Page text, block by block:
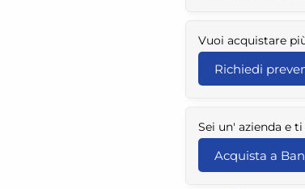
Vuoi acquistare
Richiedi
Sei un' azienda e
Acquista a